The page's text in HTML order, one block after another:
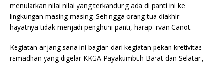
menularkan nilai nilai yang terkandung ada di panti ini ke
lingkungan masing masing. Sehingga orang tua diakhir
hayatnya tidak menjadi penghuni panti, harap Irvan Canot.
Kegiatan anjang sana ini bagian dari kegiatan pekan kretivitas
ramadhan yang digelar KKGA Payakumbuh Barat dan Selatan,